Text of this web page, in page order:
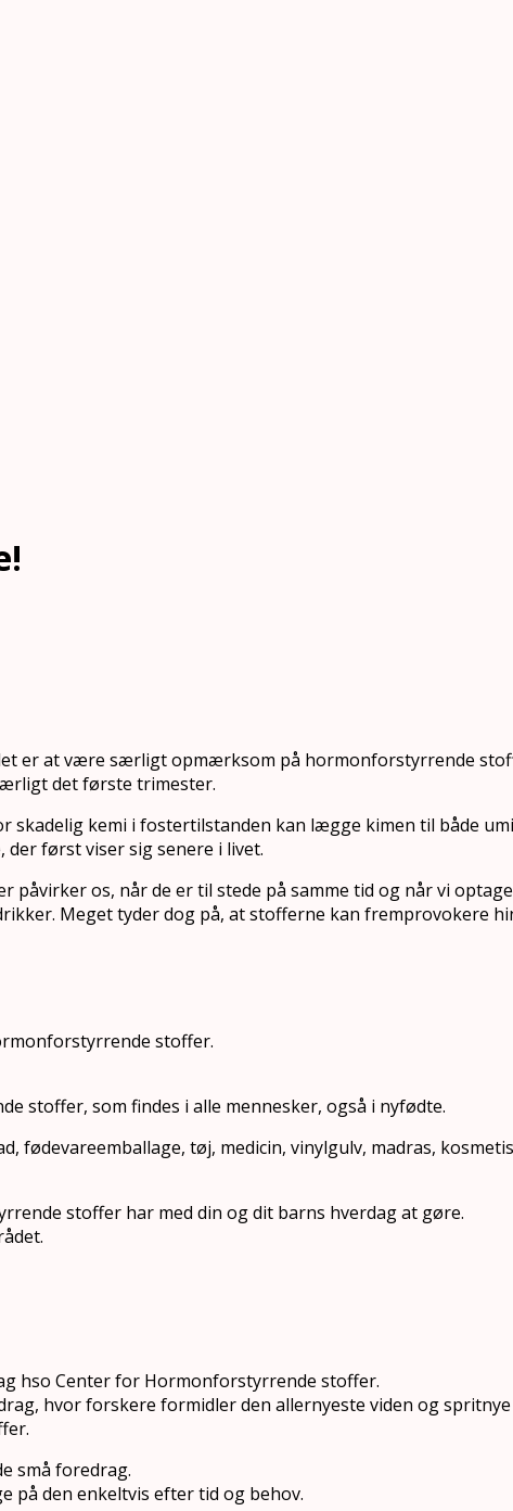
er at være særligt opmærksom på hormonforstyrrende
det første trimester.
kemi i fostertilstanden kan lægge kimen til både
først viser sig senere i livet.
påvirker os, når de er til stede på samme tid og når vi
Meget tyder dog på, at stofferne kan fremprovokere
stoffer.
stoffer, som findes i alle mennesker, også i nyfødte.
fødevareemballage, tøj, medicin, vinylgulv, madras,
stoffer har med din og dit barns hverdag at gøre.
hso Center for Hormonforstyrrende stoffer.
hvor forskere formidler den allernyeste viden og spritnye
små foredrag.
på den enkeltvis efter tid og behov.